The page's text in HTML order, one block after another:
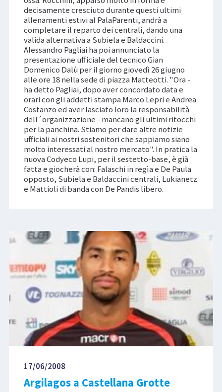
decisamente cresciuto durante questi ultimi
allenamenti estivi al PalaParenti, andrà a
completare il reparto dei centrali, dando una
valida alternativa a Subiela e Baldaccini.
Alessandro Pagliai ha poi annunciato la
presentazione ufficiale del tecnico Gian
Domenico Dalù per il giorno giovedì 26 giugno
alle ore 18 nella sede di piazza Matteotti. "Ora -
ha detto Pagliai, dopo aver concordato data e
orari con gli addetti stampa Marco Lepri e Andrea
Costanzo ed aver lasciato loro la responsabilità
dell´organizzazione - mancano gli ultimi ritocchi
per la panchina. Stiamo per dare altre notizie
ufficiali ai nostri sostenitori che sappiamo siano
molto interessati al nostro mercato". In pratica la
nuova Codyeco Lupi, per il sestetto-base, è già
fatta e giocherà con: Falaschi in regìa e De Paula
opposto, Subiela e Baldaccini centrali, Lukianetz
e Mattioli di banda con De Pandis libero.
17/06/2008
Argilagos a Castellana Grotte